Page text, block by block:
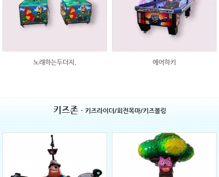
노래하는두더지. 에어하키
키즈존 - 키즈라이더/회전목마/키즈볼링